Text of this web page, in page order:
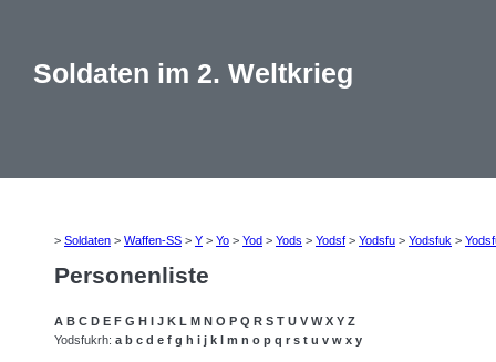
Soldaten im 2. Weltkrieg
> Soldaten > Waffen-SS > Y > Yo > Yod > Yods > Yodsf > Yodsfu > Yodsfuk >
Personenliste
A B C D E F G H I J K L M N O P Q R S T U V W X Y Z
Yodsfukrh: a b c d e f g h i j k l m n o p q r s t u v w x y